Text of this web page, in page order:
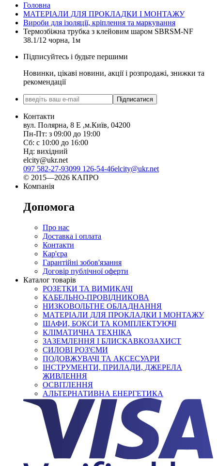
Головна
МАТЕРІАЛИ ДЛЯ ПРОКЛАДКИ І МОНТАЖУ
Вироби для ізоляції, кріплення та маркування
Термозбіжна трубка з клейовим шаром SBRSM-NF
38.1/12 чорна, 1м
Підписуйтесь і будьте першими
Новинки, цікаві новини, акції і розпродажі, знижки та
рекомендації
Підписатися
Контакти
вул. Полярна, 8 Е ,м.Київ, 04200
Пн-Пт: з 09:00 до 19:00
Сб: с 10:00 до 16:00
Нд: вихідний
elcity@ukr.net
097 582-27-93099 126-54-46elcity@ukr.net
© 2015—2026 КАПРО
Компанія
Допомога
Про нас
Доставка і оплата
Контакти
Кар'єра
Гарантійні зобов'язання
Договір публічної оферти
Каталог товарів
РОЗЕТКИ ТА ВИМИКАЧІ
КАБЕЛЬНО-ПРОВІДНИКОВА
НИЗКОВОЛЬТНЕ ОБЛАДНАННЯ
МАТЕРІАЛИ ДЛЯ ПРОКЛАДКИ І МОНТАЖУ
ШАФИ, БОКСИ ТА КОМПЛЕКТУЮЧІ
КЛІМАТИЧНА ТЕХНІКА
ЗАЗЕМЛЕННЯ І БЛИСКАВКОЗАХИСТ
СИЛОВІ РОЗ'ЄМИ
ПОДОВЖУВАЧІ ТА АКСЕСУАРИ
ІНСТРУМЕНТИ, ПРИЛАДИ, ДЖЕРЕЛА
ЖИВЛЕННЯ
ОСВІТЛЕННЯ
АЛЬТЕРНАТИВНА ЕНЕРГЕТИКА